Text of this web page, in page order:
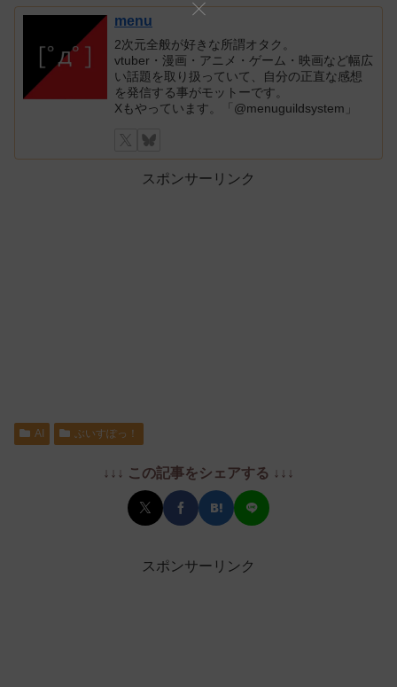
menu
2次元全般が好きな所謂オタク。
vtuber・漫画・アニメ・ゲーム・映画など幅広
い話題を取り扱っていて、自分の正直な感想
を発信する事がモットーです。
Xもやっています。「@menuguildsystem」
スポンサーリンク
AI ぶいすぽっ！
↓↓↓ この記事をシェアする ↓↓↓
スポンサーリンク